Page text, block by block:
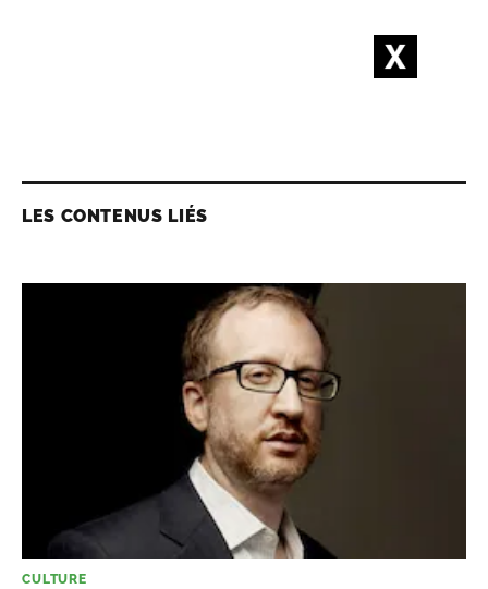
LES CONTENUS LIÉS
CULTURE